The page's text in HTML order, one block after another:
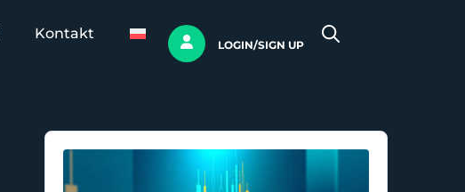
Kontakt
LOGIN/SIGN UP